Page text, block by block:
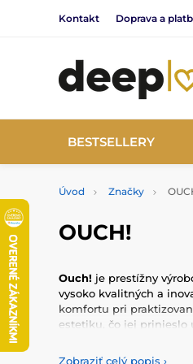
Kontakt Doprava a
BESTSELLERY
Úvod Značky
OUCH!
Ouch! je prestížny
vysoko kvalitných a
komfortu pri
estetiku, čo jej prinieslo
Zobraziť celý popis ›